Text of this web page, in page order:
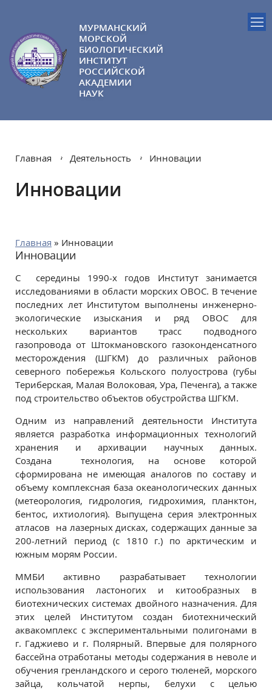
МУРМАНСКИЙ
МОРСКОЙ
БИОЛОГИЧЕСКИЙ
ИНСТИТУТ
РОССИЙСКОЙ
АКАДЕМИИ
НАУК
Главная Деятельность Инновации
Инновации
Главная » Инновации
Инновации
C середины 1990-х годов Институт занимается
исследованиями в области морских ОВОС. В течение
последних лет Институтом выполнены инженерно-
экологические изыскания и ряд ОВОС для
нескольких вариантов трасс подводного
газопровода от Штокмановского газоконденсатного
месторождения (ШГКМ) до различных районов
северного побережья Кольского полуострова (губы
Териберская, Малая Волоковая, Ура, Печенга), а также
под строительство объектов обустройства ШГКМ.
Одним из направлений деятельности Института
является разработка информационных технологий
хранения и архивации научных данных.
Создана технология, на основе которой
сформирована не имеющая аналогов по составу и
объему комплексная база океанологических данных
(метеорология, гидрология, гидрохимия, планктон,
бентос, ихтиология). Выпущена серия электронных
атласов на лазерных дисках, содержащих данные за
200-летний период (с 1810 г.) по арктическим и
южным морям России.
ММБИ активно разрабатывает технологии
использования ластоногих и китообразных в
биотехнических системах двойного назначения. Для
этих целей Институтом создан биотехнический
аквакомплекс с экспериментальными полигонами в
г. Гаджиево и г. Полярный. Впервые для полярного
бассейна отработаны методы содержания в неволе и
обучения гренландского и серого тюленей, морского
зайца, кольчатой нерпы, белухи с целью